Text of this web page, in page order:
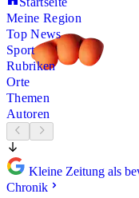
Meine Region
Top News
Sport
Rubriken
Orte
Themen
Autoren
Kleine Zeitung als
Chronik